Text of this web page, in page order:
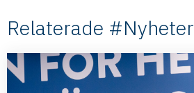
Relaterade #Nyheter